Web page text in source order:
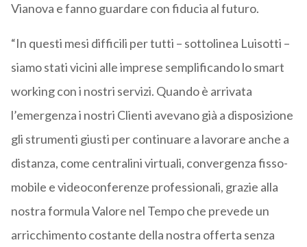
Vianova e fanno guardare con fiducia al futuro.
“In questi mesi difficili per tutti – sottolinea Luisotti –
siamo stati vicini alle imprese semplificando lo smart
working con i nostri servizi. Quando è arrivata
l’emergenza i nostri Clienti avevano già a disposizione
gli strumenti giusti per continuare a lavorare anche a
distanza, come centralini virtuali, convergenza fisso-
mobile e videoconferenze professionali, grazie alla
nostra formula Valore nel Tempo che prevede un
arricchimento costante della nostra offerta senza